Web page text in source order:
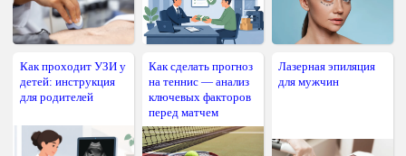
Как проходит УЗИ у
детей: инструкция
для родителей
Как сделать прогноз
на теннис — анализ
ключевых факторов
перед матчем
Лазерная эпиляция
для мужчин